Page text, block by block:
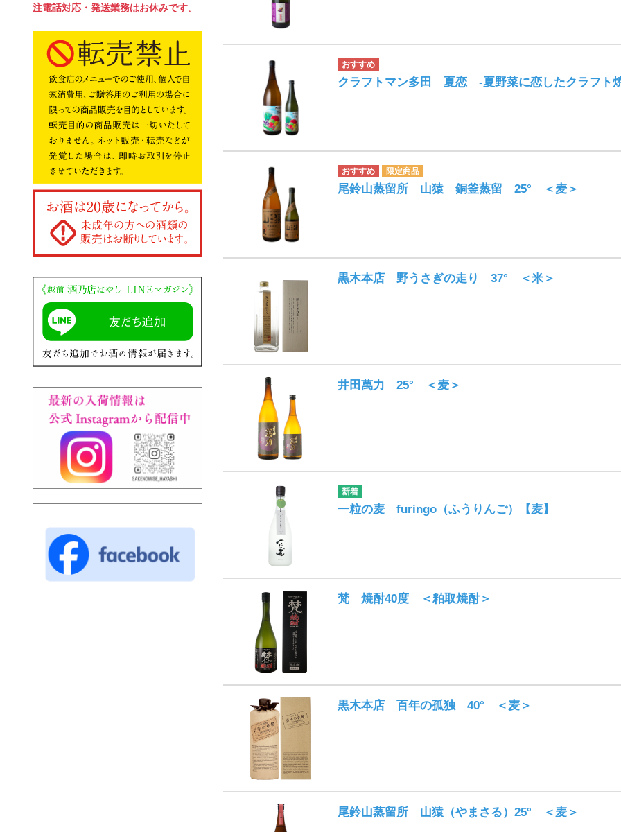
クラフトマン多田 夏恋 -夏野菜に恋したクラフト
尾鈴山蒸留所 山猿 銅釜蒸留 25° ＜麦＞
黒木本店 野うさぎの走り 37° ＜米＞
井田萬力 25° ＜麦＞
一粒の麦 furingo（ふうりんご）【麦】
梵 焼酎40度 ＜粕取焼酎＞
黒木本店 百年の孤独 40° ＜麦＞
尾鈴山蒸留所 山猿（やまさる）25° ＜麦＞
注電話対応・発送業務はお休みです。